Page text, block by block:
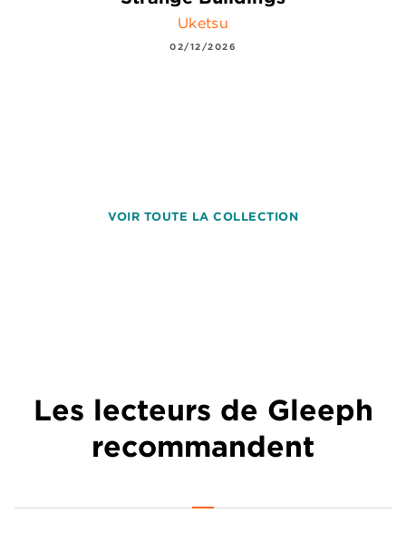
Uketsu
02/12/2026
VOIR TOUTE LA COLLECTION
Les lecteurs de Gleeph
recommandent